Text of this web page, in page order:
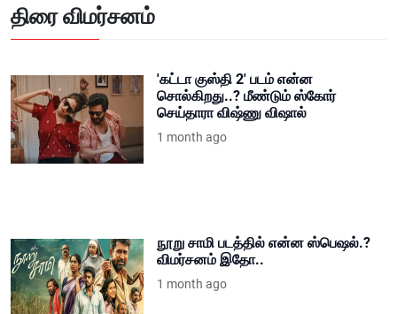
திரை விமர்சனம்
'கட்டா குஸ்தி 2' படம் என்ன
சொல்கிறது..? மீண்டும் ஸ்கோர்
செய்தாரா விஷ்ணு விஷால்
1 month ago
நூறு சாமி படத்தில் என்ன ஸ்பெஷல்.?
விமர்சனம் இதோ..
1 month ago